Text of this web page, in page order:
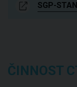
SGP-
ČINNOST